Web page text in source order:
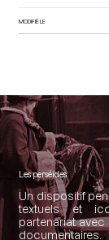
MODIFIÉ LE
Les perséides
Un dispositif
textuels et
partenariat
documentaires.